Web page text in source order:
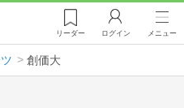
リーダー ログイン メニュー
創価大